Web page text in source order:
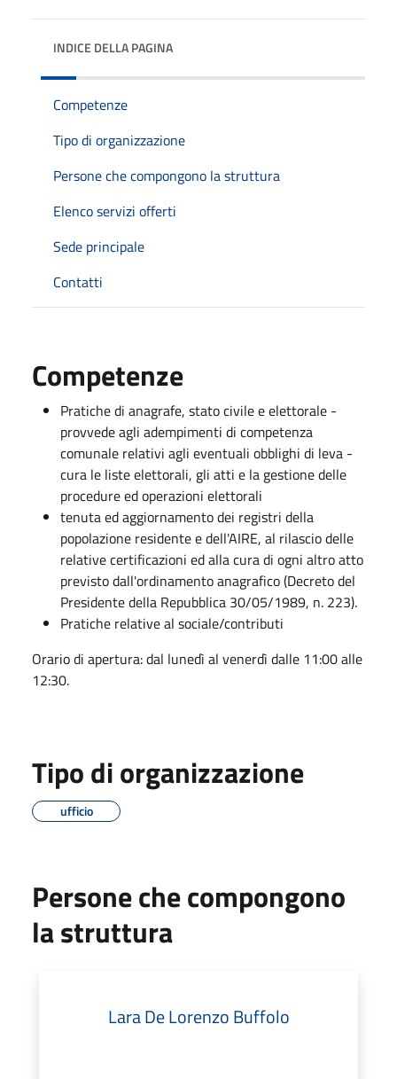
INDICE DELLA PAGINA
Competenze
Tipo di organizzazione
Persone che compongono la struttura
Elenco servizi offerti
Sede principale
Contatti
Competenze
Pratiche di anagrafe, stato civile e elettorale -
provvede agli adempimenti di competenza
comunale relativi agli eventuali obblighi di leva -
cura le liste elettorali, gli atti e la gestione delle
procedure ed operazioni elettorali
tenuta ed aggiornamento dei registri della
popolazione residente e dell'AIRE, al rilascio delle
relative certificazioni ed alla cura di ogni altro atto
previsto dall'ordinamento anagrafico (Decreto del
Presidente della Repubblica 30/05/1989, n. 223).
Pratiche relative al sociale/contributi
Orario di apertura: dal lunedì al venerdì dalle 11:00 alle
12:30.
Tipo di organizzazione
ufficio
Persone che compongono
la struttura
Lara De Lorenzo Buffolo